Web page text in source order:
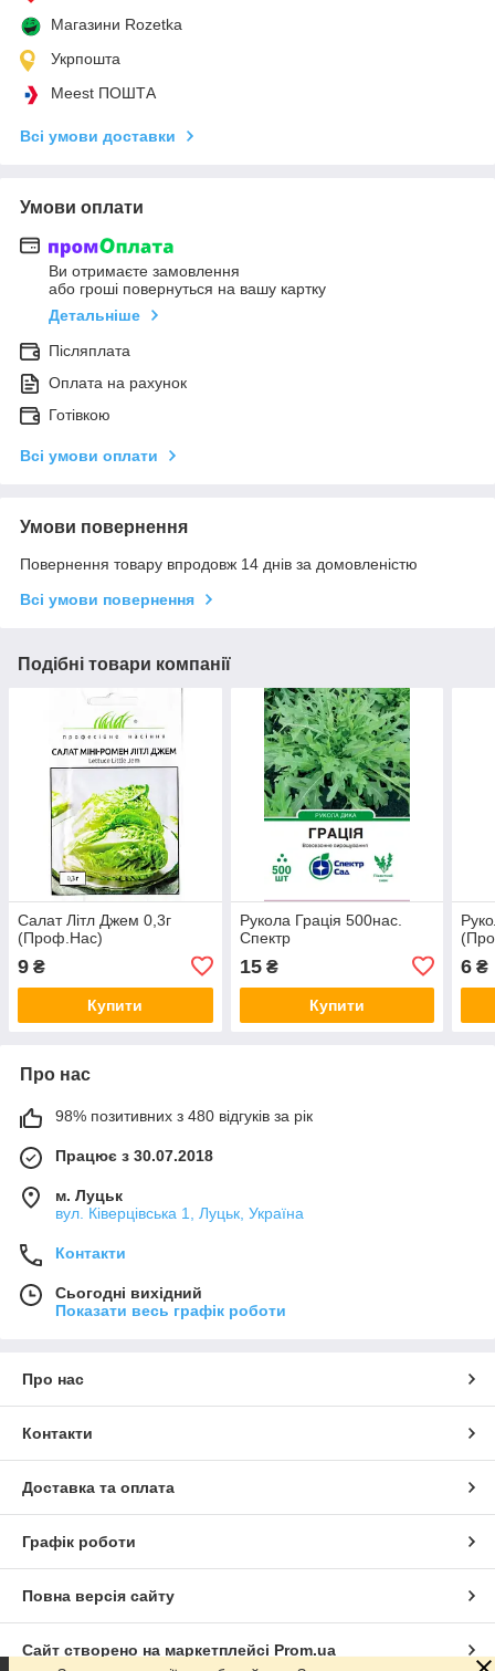
Магазини Rozetka
Укрпошта
Meest ПОШТА
Всі умови доставки
Умови оплати
Ви отримаєте замовлення
або гроші повернуться на вашу картку
Детальніше
Післяплата
Оплата на рахунок
Готівкою
Всі умови оплати
Умови повернення
Повернення товару впродовж 14 днів за домовленістю
Всі умови повернення
Подібні товари компанії
Салат Літл Джем 0,3г
(Проф.Нас)
9 ₴
Купити
Рукола Грація 500нас.
Спектр
15₴
Купити
6 ₴
Про нас
98% позитивних з 480 відгуків за рік
Працює з 30.07.2018
м. Луцьк
вул. Ківерцівська 1, Луцьк, Україна
Контакти
Сьогодні вихідний
Показати весь графік роботи
Про нас
Контакти
Доставка та оплата
Графік роботи
Повна версія сайту
Сайт створено на маркетплейсі Prom.ua